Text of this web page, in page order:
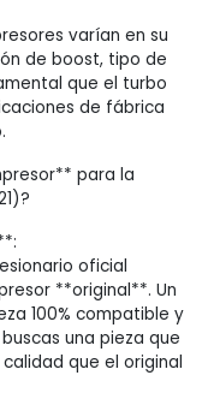
varían en su
de boost, tipo de
que el turbo
de fábrica
para la
oficial
**original**. Un
100% compatible y
una pieza que
que el original